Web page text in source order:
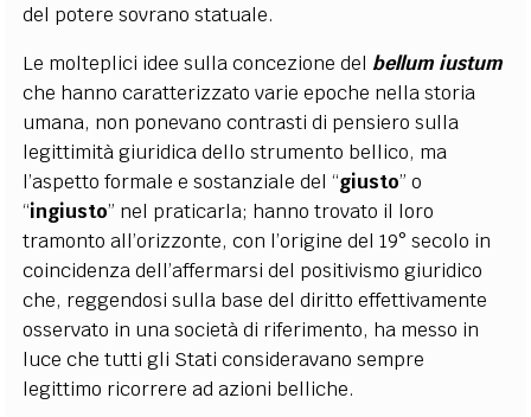
del potere sovrano statuale.
Le molteplici idee sulla concezione delbellum iustum
che hanno caratterizzato varie epoche nella storia
umana, non ponevano contrasti di pensiero sulla
legittimità giuridica dello strumento bellico, ma
l’aspetto formale e sostanziale del “giusto” o
“ingiusto” nel praticarla; hanno trovato il loro
tramonto all’orizzonte, con l’origine del 19° secolo in
coincidenza dell’affermarsi del positivismo giuridico
che, reggendosi sulla base del diritto effettivamente
osservato in una società di riferimento, ha messo in
luce che tutti gli Stati consideravano sempre
legittimo ricorrere ad azioni belliche.